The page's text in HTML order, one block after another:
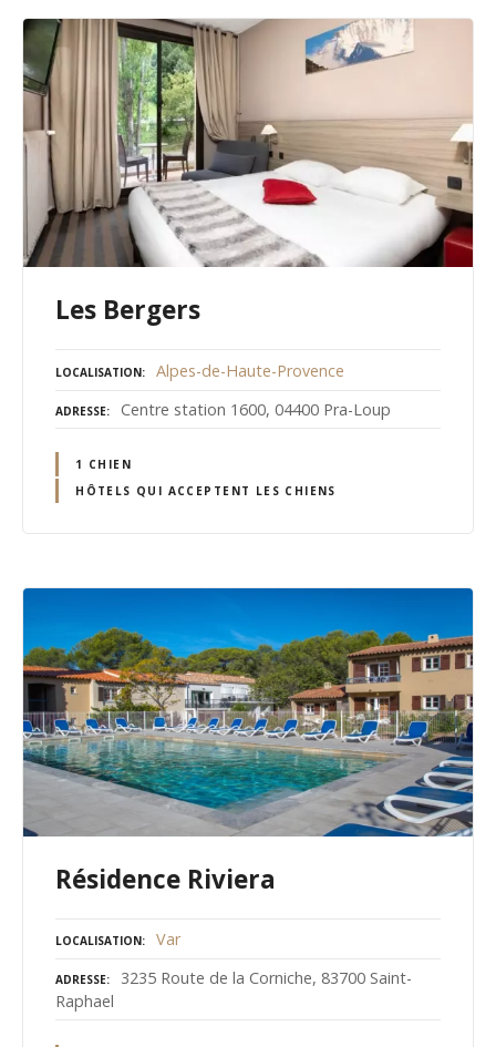
Les Bergers
LOCALISATION Alpes-de-Haute-Provence
ADRESSE Centre station 1600, 04400 Pra-Loup
1 CHIEN
HÔTELS QUI ACCEPTENT LES CHIENS
Résidence Riviera
LOCALISATION Var
ADRESSE
3235 Route de la Corniche, 83700 Saint-
Raphael